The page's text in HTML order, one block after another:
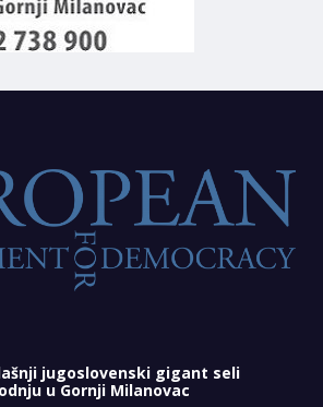
jugoslovenski gigant seli
u Gornji Milanovac